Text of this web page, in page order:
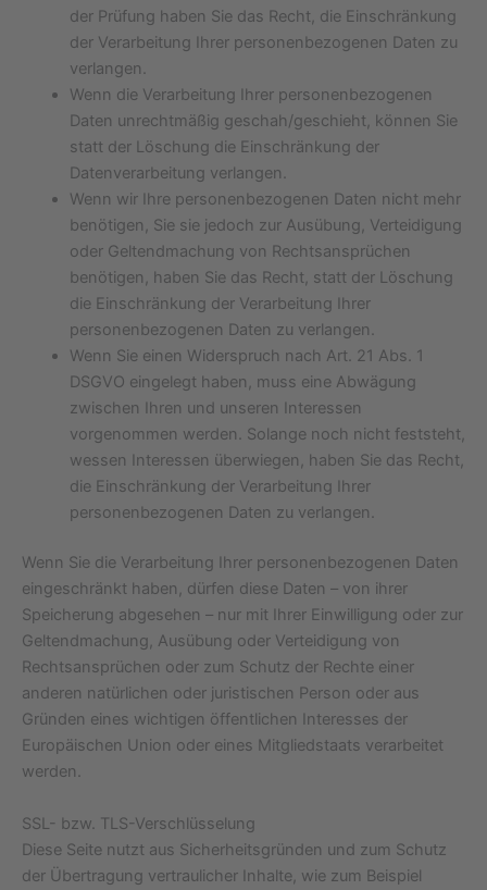
der Prüfung haben Sie das Recht, die Einschränkung
der Verarbeitung Ihrer personenbezogenen Daten zu
verlangen.
Wenn die Verarbeitung Ihrer personenbezogenen
Daten unrechtmäßig geschah/geschieht, können Sie
statt der Löschung die Einschränkung der
Datenverarbeitung verlangen.
Wenn wir Ihre personenbezogenen Daten nicht mehr
benötigen, Sie sie jedoch zur Ausübung, Verteidigung
oder Geltendmachung von Rechtsansprüchen
benötigen, haben Sie das Recht, statt der Löschung
die Einschränkung der Verarbeitung Ihrer
personenbezogenen Daten zu verlangen.
Wenn Sie einen Widerspruch nach Art. 21 Abs. 1
DSGVO eingelegt haben, muss eine Abwägung
zwischen Ihren und unseren Interessen
vorgenommen werden. Solange noch nicht feststeht,
wessen Interessen überwiegen, haben Sie das Recht,
die Einschränkung der Verarbeitung Ihrer
personenbezogenen Daten zu verlangen.
Wenn Sie die Verarbeitung Ihrer personenbezogenen Daten
eingeschränkt haben, dürfen diese Daten – von ihrer
Speicherung abgesehen – nur mit Ihrer Einwilligung oder zur
Geltendmachung, Ausübung oder Verteidigung von
Rechtsansprüchen oder zum Schutz der Rechte einer
anderen natürlichen oder juristischen Person oder aus
Gründen eines wichtigen öffentlichen Interesses der
Europäischen Union oder eines Mitgliedstaats verarbeitet
werden.
SSL- bzw. TLS-Verschlüsselung
Diese Seite nutzt aus Sicherheitsgründen und zum Schutz
der Übertragung vertraulicher Inhalte, wie zum Beispiel